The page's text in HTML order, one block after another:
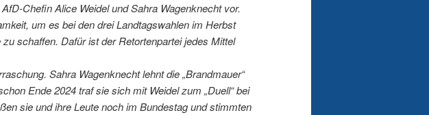
Chefin Alice Weidel und Sahra Wagenknecht vor.
um es bei den drei Landtagswahlen im Herbst
schaffen. Dafür ist der Retortenpartei jedes Mittel
Sahra Wagenknecht lehnt die „Brandmauer“
Ende 2024 traf sie sich mit Weidel zum „Duell“ bei
sie und ihre Leute noch im Bundestag und stimmten